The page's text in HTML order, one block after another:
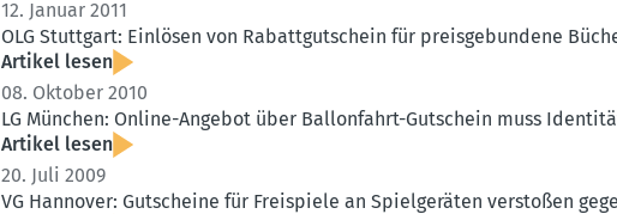
12. Januar 2011
OLG Stuttgart: Einlösen von Rabatt­gut­schein für preis­ge­bundene
Artikel lesen
08. Oktober 2010
LG München: Online-Angebot über Ballon­fahrt-Gutschein muss
Artikel lesen
20. Juli 2009
VG Hannover: Gutscheine für Freispiele an Spiel­ge­räten verstoßen